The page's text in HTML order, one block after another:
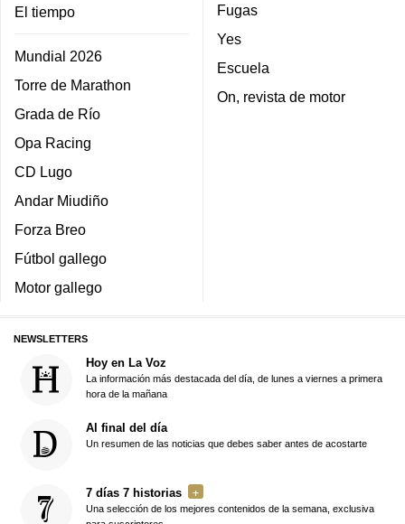
El tiempo
Mundial 2026
Torre de Marathon
Grada de Río
Opa Racing
CD Lugo
Andar Miudiño
Forza Breo
Fútbol gallego
Motor gallego
Fugas
Yes
Escuela
On, revista de motor
NEWSLETTERS
Hoy en La Voz
La información más destacada del día, de lunes a viernes a primera
hora de la mañana
Al final del día
Un resumen de las noticias que debes saber antes de acostarte
7 días 7 historias
Una selección de los mejores contenidos de la semana, exclusiva